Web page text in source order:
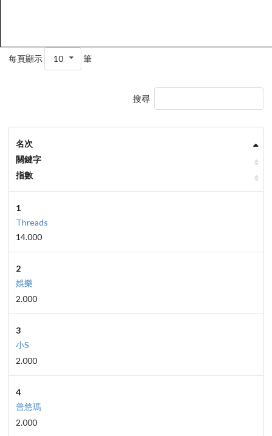
每頁顯示 10 筆
搜尋
名次
關鍵字
指數
1
Threads
14.000
2
娛樂
2.000
3
小S
2.000
4
普悠瑪
2.000